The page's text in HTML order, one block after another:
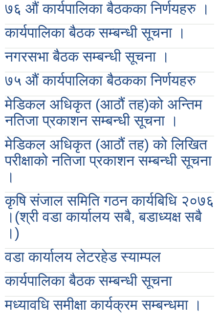
७६ औं कार्यपालिका बैठकका निर्णयहरु ।
कार्यपालिका बैठक सम्बन्धी सूचना ।
नगरसभा बैठक सम्बन्धी सूचना ।
७५ औं कार्यपालिका बैठकका निर्णयहरु
मेडिकल अधिकृत (आठौं तह)को अन्तिम
नतिजा प्रकाशन सम्बन्धी सूचना ।
मेडिकल अधिकृत (आठौं तह) को लिखित
परीक्षाको नतिजा प्रकाशन सम्बन्धी सूचना
।
कृषि संजाल समिति गठन कार्यबिधि २०७६
।(श्री वडा कार्यालय सबै, बडाध्यक्ष सबै
।)
वडा कार्यालय लेटरहेड स्याम्पल
कार्यपालिका बैठक सम्बन्धी सूचना
मध्यावधि समीक्षा कार्यक्रम सम्बन्धमा ।